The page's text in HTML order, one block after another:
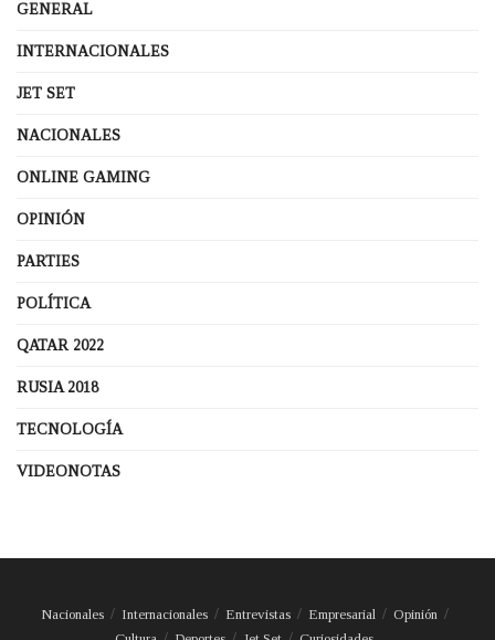
GENERAL
INTERNACIONALES
JET SET
NACIONALES
ONLINE GAMING
OPINIÓN
PARTIES
POLÍTICA
QATAR 2022
RUSIA 2018
TECNOLOGÍA
VIDEONOTAS
Nacionales Internacionales Entrevistas Empresarial
Opinión